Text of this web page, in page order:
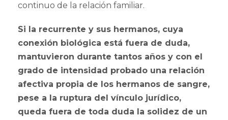
continuo de la relación familiar.
Si la recurrente y sus hermanos, cuya
conexión biológica está fuera de duda,
mantuvieron durante tantos años y con el
grado de intensidad probado una relación
afectiva propia de los hermanos de sangre,
pese a la ruptura del vínculo jurídico,
queda fuera de toda duda la solidez de un